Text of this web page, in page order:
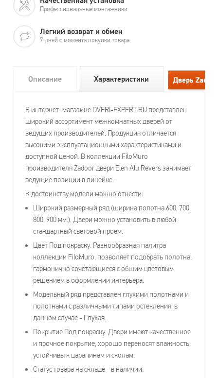
Профессиональные монтажники
Легкий возврат и обмен
7 дней с момента покупки товара
Описание Характеристики
В интернет–магазине DVERI-EXPERT.RU представлен
широкий ассортимент межкомнатных дверей от
ведущих производителей. Продукция отличается
высокими эксплуатационными характеристиками и
доступной ценой. В коллекции FiloMuro
производителя Zadoor двери Elen Alu Revers занимает
ведущие позиции в линейке.
К достоинству модели можно отнести:
Широкий размерный ряд (ширина полотна 600, 700,
800, 900 мм.). Двери можно установить в любой
стандартный световой проем.
Цвет Под покраску. Разнообразная палитра
коллекции FiloMuro, позволяет подобрать полотна,
гармонично сочетающиеся с общим цветовым
решением в оформлении интерьера.
Модельный ряд представлен глухими полотнами и
полотнами с различными типами остекления, в
данном случае - Глухая.
Покрытие Под покраску. Двери имеют качественное
и прочное покрытие, хорошо переносят влажность,
устойчивы к царапинам и сколам.
Статус товара на складе - в наличии.